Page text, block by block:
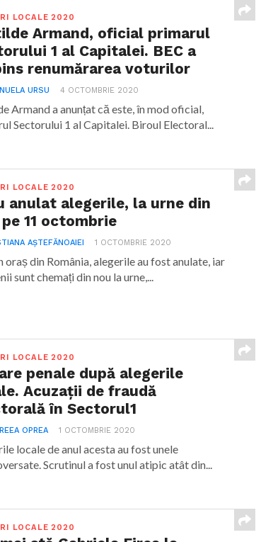
LOCALE 2020
Armand, oficial primarul
1 al Capitalei. BEC a
renumărarea voturilor
URSU 4 OCTOMBRIE 2020
Armand a anunțat că este, în mod oficial,
Sectorului 1 al Capitalei. Biroul Electoral...
LOCALE 2020
anulat alegerile, la urne din
11 octombrie
AȘTEFĂNOAIEI 1 OCTOMBRIE 2020
oraș din România, alegerile au fost anulate, iar
sunt chemați din nou la urne,...
LOCALE 2020
penale după alegerile
Acuzații de fraudă
în Sectorul1
OPREA 1 OCTOMBRIE 2020
locale de anul acesta au fost unele
Scrutinul a fost unul atipic atât din...
LOCALE 2020